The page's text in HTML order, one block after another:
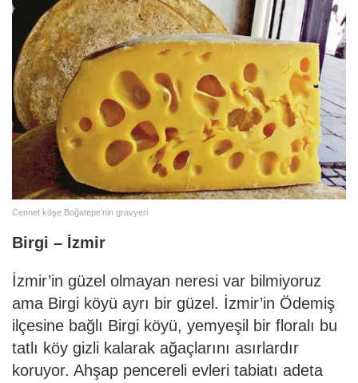
Cennet köşe Boğatepe’nin gravyeri
Birgi – İzmir
İzmir’in güzel olmayan neresi var bilmiyoruz
ama Birgi köyü ayrı bir güzel. İzmir’in Ödemiş
ilçesine bağlı Birgi köyü, yemyeşil bir floralı bu
tatlı köy gizli kalarak ağaçlarını asırlardır
koruyor. Ahşap pencereli evleri tabiatı adeta